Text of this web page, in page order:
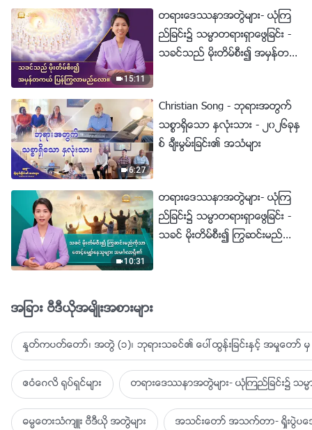
15:11
တရားေဒႆနာအတြဲမ်ား- ယုံၾက
ည္ျခင္း၌ သမၼာတရားရွာေဖြျခင္း -
သခင္သည္ မိုးတိမ္စီး၍ အမွန္တက
6:27
Christian Song - ဘုရားအတြက္
သစၥာရွိေသာ ႏွလုံးသား - ၂၀၂၆ခုႏွ
စ္ ခ်ီးမြမ္းျခင္း၏ အသံမ်ား
10:31
တရားေဒႆနာအတြဲမ်ား- ယုံၾက
ည္ျခင္း၌ သမၼာတရားရွာေဖြျခင္း -
သခင္ မိုးတိမ္စီး၍ ႂကြဆင္းမည္ကို
အျခား ဗီဒီယိုအမ်ိဳးအစားမ်ား
ႏႈတ္ကပတ္ေတာ္၊ အတြဲ (၁)၊ ဘုရားသခင္၏ ေပၚထြန္းျခင္းႏွင့္ အမႈေတာ္ မွ
ဧဝံေဂလိ ႐ုပ္ရွင္မ်ား တရားေဒႆနာအတြဲမ်ား- ယုံၾကည္ျခင္း၌ သမၼာတ
ဓမၼေတးသံက်ဴး ဗီဒီယို အတြဲမ်ား အသင္းေတာ္ အသက္တာ- ရႈိးပြဲ